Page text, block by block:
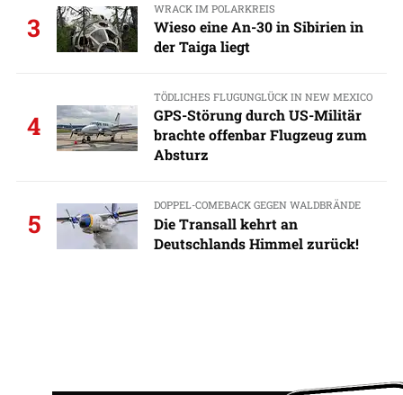
3
WRACK IM POLARKREIS
Wieso eine An-30 in Sibirien in
der Taiga liegt
4
TÖDLICHES FLUGUNGLÜCK IN NEW MEXICO
GPS-Störung durch US-Militär
brachte offenbar Flugzeug zum
Absturz
5
DOPPEL-COMEBACK GEGEN WALDBRÄNDE
Die Transall kehrt an
Deutschlands Himmel zurück!